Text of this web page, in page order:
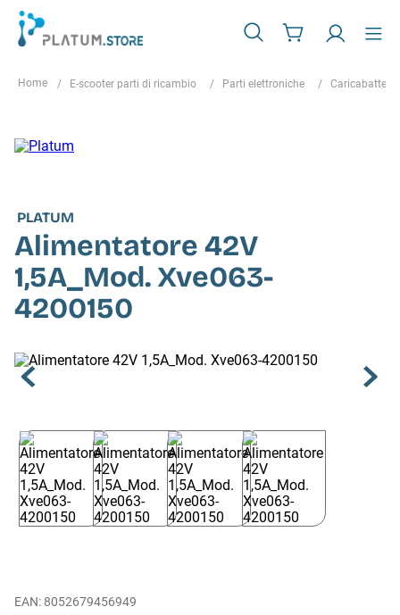
E-scooter parti di ricambio Parti elettroniche Caricabatterie
PLATUM
Alimentatore 42V
1,5A_Mod. Xve063-
4200150
EAN: 8052679456949